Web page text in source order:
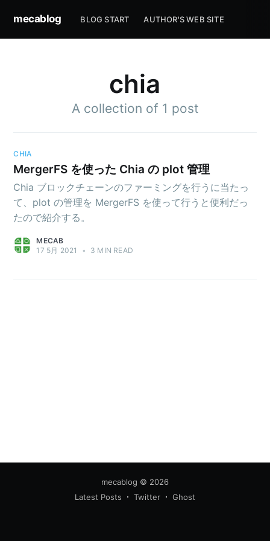
mecablog BLOG START AUTHOR'S WEB SITE
chia
A collection of 1 post
CHIA
MergerFS を使った Chia の plot 管理
Chia ブロックチェーンのファーミングを行うに当たっ
て、plot の管理を MergerFS を使って行うと便利だっ
たので紹介する。
MECAB
17 5月 2021
• 3 MIN READ
mecablog © 2026
Latest Posts
Twitter Ghost